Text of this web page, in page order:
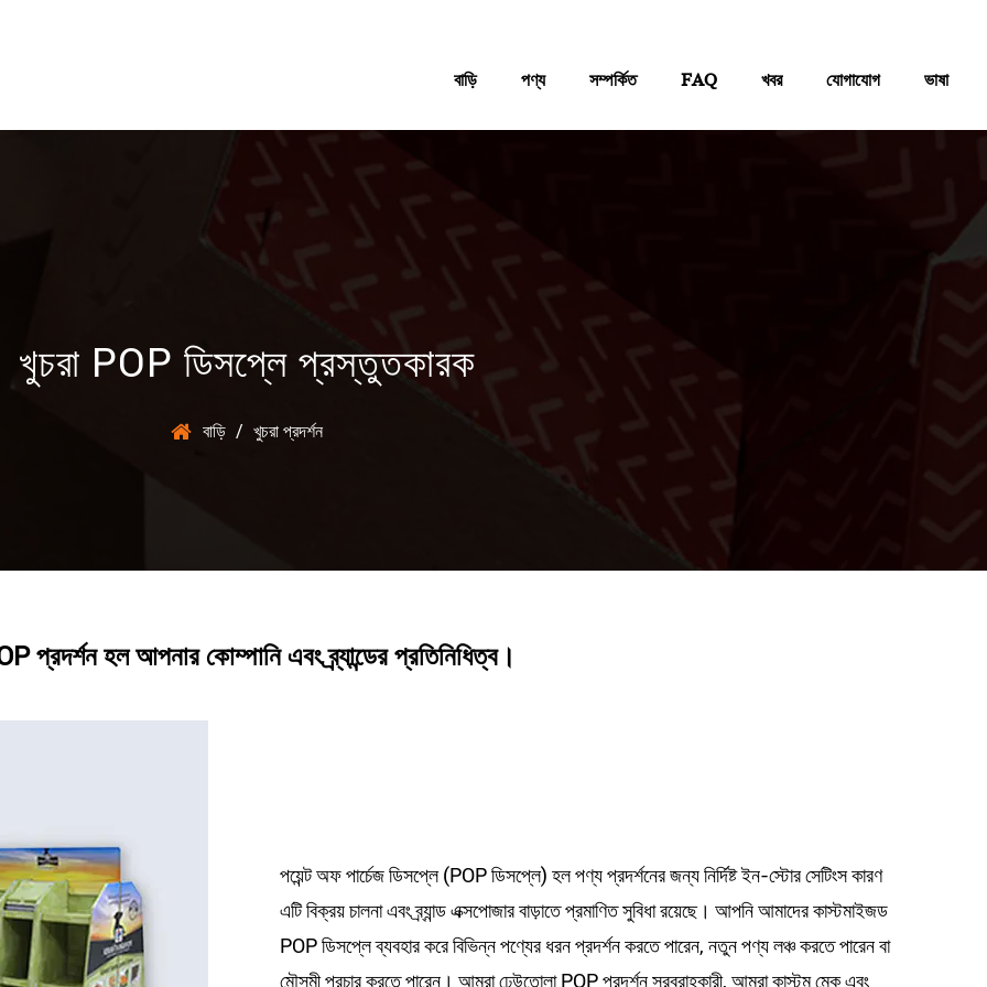
বাড়ি পণ্য সম্পর্কিত FAQ খবর যোগাযোগ ভাষা
খুচরা POP ডিসপ্লে প্রস্তুতকারক
বাড়ি / খুচরা প্রদর্শন
প্রদর্শন হল আপনার কোম্পানি এবং ব্র্যান্ডের প্রতিনিধিত্ব।
পয়েন্ট অফ পার্চেজ ডিসপ্লে (POP ডিসপ্লে) হল পণ্য প্রদর্শনের জন্য নির্দিষ্ট ইন-স্টোর সেটিংস কারণ
এটি বিক্রয় চালনা এবং ব্র্যান্ড এক্সপোজার বাড়াতে প্রমাণিত সুবিধা রয়েছে। আপনি আমাদের কাস্টমাইজড
POP ডিসপ্লে ব্যবহার করে বিভিন্ন পণ্যের ধরন প্রদর্শন করতে পারেন, নতুন পণ্য লঞ্চ করতে পারেন বা
মৌসুমী প্রচার করতে পারেন। আমরাঢেউতোলা POP প্রদর্শন সরবরাহকারী, আমরা কাস্টম মেক এবং